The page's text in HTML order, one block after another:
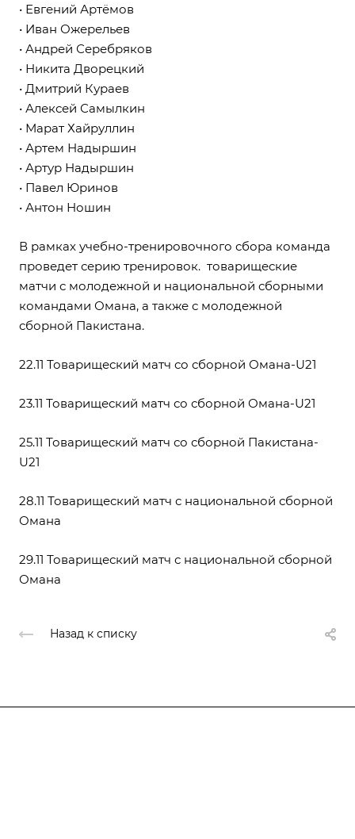
• Евгений Артёмов
• Иван Ожерельев
• Андрей Серебряков
• Никита Дворецкий
• Дмитрий Кураев
• Алексей Самылкин
• Марат Хайруллин
• Артем Надыршин
• Артур Надыршин
• Павел Юринов
• Антон Ношин
В рамках учебно-тренировочного сбора команда
проведет серию тренировок. товарищеские
матчи с молодежной и национальной сборными
командами Омана, а также с молодежной
сборной Пакистана.
22.11 Товарищеский матч со сборной Омана-U21
23.11 Товарищеский матч со сборной Омана-U21
25.11 Товарищеский матч со сборной Пакистана-
U21
28.11 Товарищеский матч с национальной сборной
Омана
29.11 Товарищеский матч с национальной сборной
Омана
Назад к списку